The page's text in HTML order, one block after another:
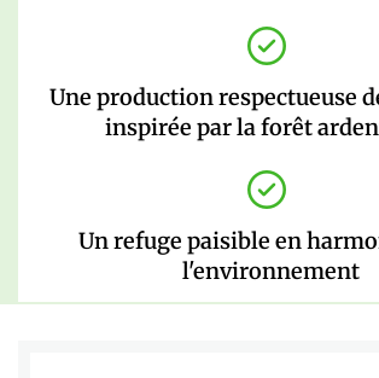
Une production respectueuse
inspirée par la forêt
Un refuge paisible en
l'environnement